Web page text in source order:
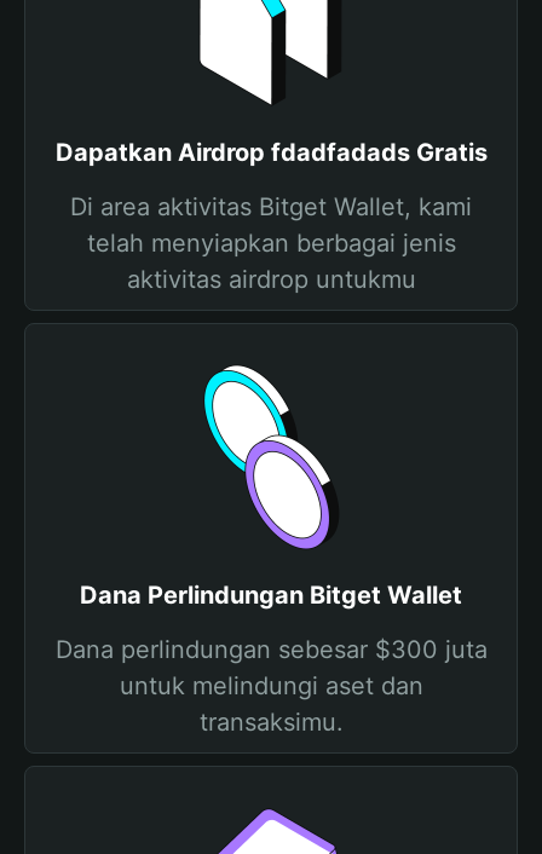
Dapatkan Airdrop fdadfadads Gratis
Di area aktivitas Bitget Wallet, kami
telah menyiapkan berbagai jenis
aktivitas airdrop untukmu
Dana Perlindungan Bitget Wallet
Dana perlindungan sebesar $300 juta
untuk melindungi aset dan
transaksimu.